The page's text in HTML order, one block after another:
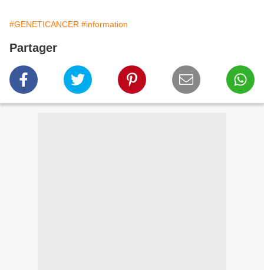
#GENETICANCER #information
Partager